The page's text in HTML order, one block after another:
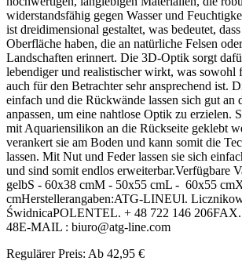
widerstandsfähig gegen Wasser und
ist dreidimensional gestaltet, was bedeutet,
Oberfläche haben, die an natürliche Felsen
Landschaften erinnert. Die 3D-Optik sorgt
lebendiger und realistischer wirkt, was sowohl
auch für den Betrachter sehr ansprechend ist.
einfach und die Rückwände lassen sich gut an
anpassen, um eine nahtlose Optik zu erzielen.
mit Aquariensilikon an die Rückseite geklebt
verankert sie am Boden und kann somit die
lassen. Mit Nut und Feder lassen sie sich
und sind somit endlos erweiterbar.Verfügbare
gelbS - 60x38 cmM - 50x55 cmL - 60x55
cmHerstellerangaben:ATG-LINEUl.
ŚwidnicaPOLENTEL. + 48 722 146
48E-MAIL : biuro@atg-line.com
Regulärer Preis: Ab 42,95 €